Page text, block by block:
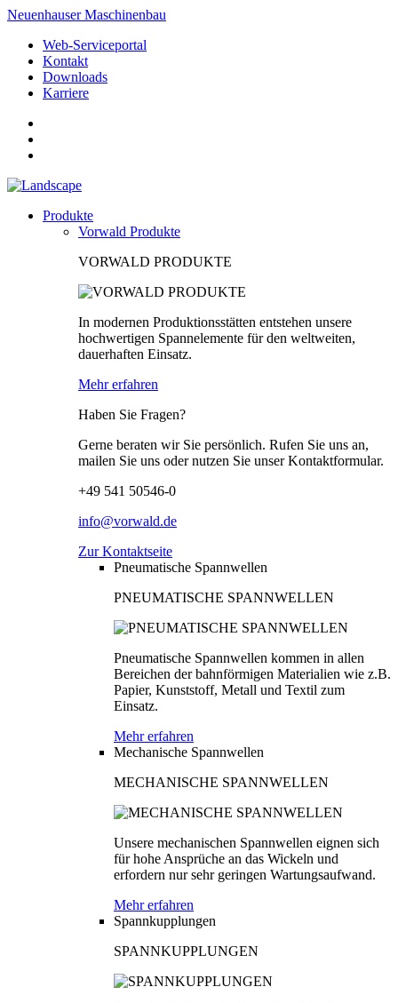
Neuenhauser Maschinenbau
Web-Serviceportal
Kontakt
Downloads
Karriere
Produkte
Vorwald Produkte
VORWALD PRODUKTE
In modernen Produktionsstätten entstehen unsere
hochwertigen Spannelemente für den weltweiten,
dauerhaften Einsatz.
Mehr erfahren
Haben Sie Fragen?
Gerne beraten wir Sie persönlich. Rufen Sie uns an,
mailen Sie uns oder nutzen Sie unser Kontaktformular.
+49 541 50546-0
info@vorwald.de
Zur Kontaktseite
Pneumatische Spannwellen
PNEUMATISCHE SPANNWELLEN
Pneumatische Spannwellen kommen in allen
Bereichen der bahnförmigen Materialien wie z.B.
Papier, Kunststoff, Metall und Textil zum
Einsatz.
Mehr erfahren
Mechanische Spannwellen
MECHANISCHE SPANNWELLEN
Unsere mechanischen Spannwellen eignen sich
für hohe Ansprüche an das Wickeln und
erfordern nur sehr geringen Wartungsaufwand.
Mehr erfahren
Spannkupplungen
SPANNKUPPLUNGEN